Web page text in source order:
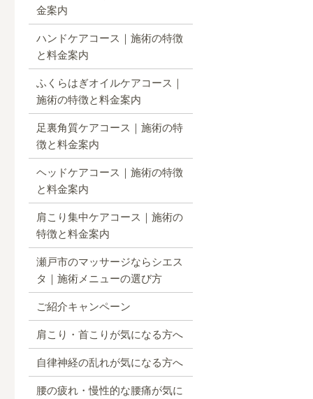
金案内
ハンドケアコース｜施術の特徴
と料金案内
ふくらはぎオイルケアコース｜
施術の特徴と料金案内
足裏角質ケアコース｜施術の特
徴と料金案内
ヘッドケアコース｜施術の特徴
と料金案内
肩こり集中ケアコース｜施術の
特徴と料金案内
瀬戸市のマッサージならシエス
タ｜施術メニューの選び方
ご紹介キャンペーン
肩こり・首こりが気になる方へ
自律神経の乱れが気になる方へ
腰の疲れ・慢性的な腰痛が気に